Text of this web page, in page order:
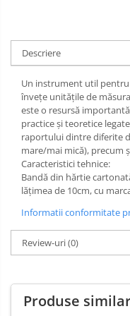
Videoproiectoare
Accesorii
Suporti
Videoconferinta si
Camere Videoconferinta
Boxe si Soundbar
Tehnologie Educationala
Ochelari VR-3D
Kit Robotic Educational
Software Educational
Oferta Mobilier Clasa
Imprimante si
Imprimante
Multifunctionale
Imprimante si Scanere
Imprimante 3D
Videoconferinta si
Camere Videoconferinta
Boxe si Soundbar
Tehnologie Educationala
Ochelari VR
Software Educational
Pupitre Seminarii
Scaune si Fotolii
Catedre,Mese,Birouri
Mobilier Laboratoare
Arte si Tehnologii
Educatie civica
Harti geografice
Harti pentru copii
Puzzle geografic
Materiale Didactice
Liceu
Matematica
Informatica
Istorie
Geografie
Biologie
Fizica
Instrumente de scris
Stilouri,Pixuri,Rollere
Linere si Markere
Accesorii pentru birou
Seturi Birou Lux
Organizare si arhivare
Mape si Folii Plastic
Tavite si Suporturi
Mijloace de Prezentare
Descriere
Un instrument util pentru
învețe unitățile de
este o resursă
practice și teoretice
raportului dintre diferite
mare/mai mică), precum
Caracteristici tehnice:
Bandă din hărtie
lățimea de 10cm, cu
Informatii conformitate
Review-uri(0)
Produse